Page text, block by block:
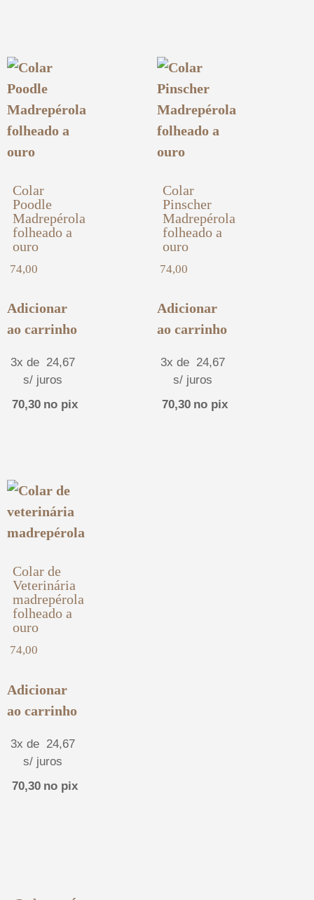
Colar
Poodle
Madrepérola
folheado a
ouro
74,00
Adicionar
ao carrinho
3x de 24,67
s/ juros
70,30 no pix
Colar
Pinscher
Madrepérola
folheado a
ouro
74,00
Adicionar
ao carrinho
3x de 24,67
s/ juros
70,30 no pix
Colar de
Veterinária
madrepérola
folheado a
ouro
74,00
Adicionar
ao carrinho
3x de 24,67
s/ juros
70,30 no pix